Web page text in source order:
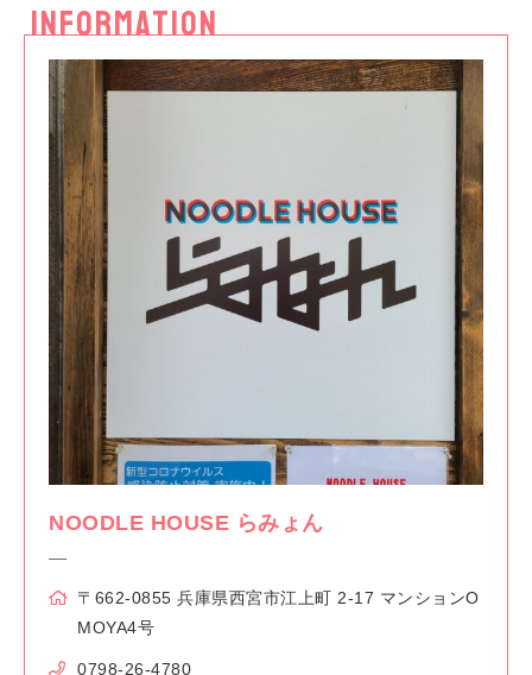
INFORMATION
NOODLE HOUSE らみょん
〒662-0855 兵庫県西宮市江上町 2-17 マンションO
MOYA4号
0798-26-4780